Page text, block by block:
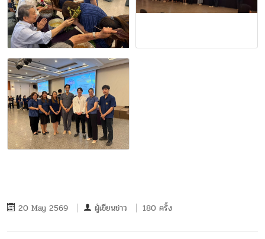
20 May 2569 ผู้เขียนข่าว 180 ครั้ง